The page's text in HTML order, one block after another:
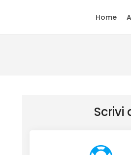
Home
Scrivi